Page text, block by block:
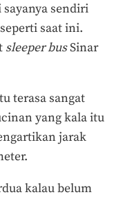
sendiri
saat ini.
sleeper busSinar
terasa sangat
yang kala itu
jarak
kalau belum